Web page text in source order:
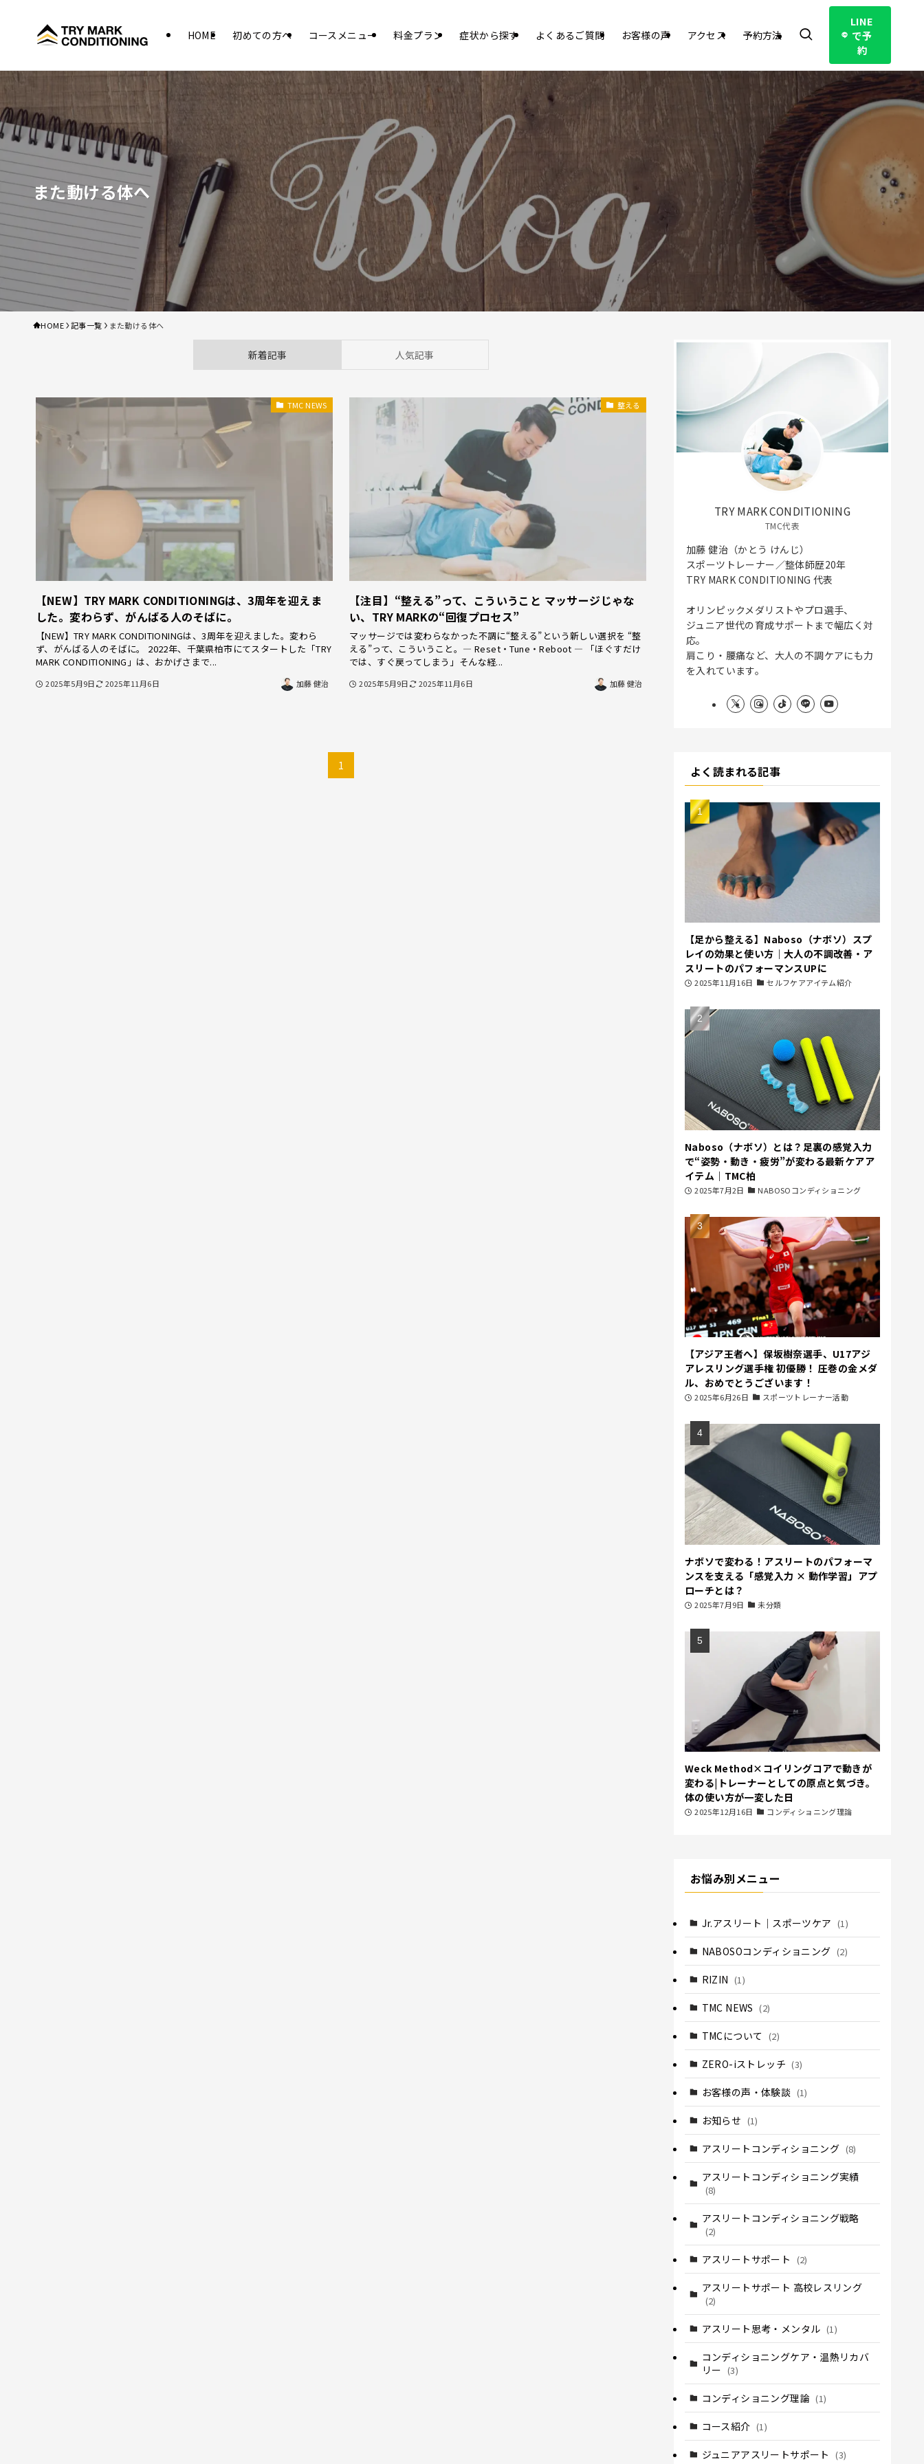
HOME 初めての方へ コースメニュー 料金プラン 症状から探す よくあるご質問 お客様の声 アクセス 予約方法
LINE
で予
約
また動ける体へ
HOME 記事一覧 また動ける体へ
新着記事 人気記事
TMC NEWS
【NEW】TRY MARK CONDITIONINGは、3周年を迎えま
した。変わらず、がんばる人のそばに。
【NEW】TRY MARK CONDITIONINGは、3周年を迎えました。変わら
ず、がんばる人のそばに。 2022年、千葉県柏市にてスタートした「TRY
MARK CONDITIONING」は、おかげさまで...
2025年5月9日 2025年11月6日 加藤 健治
整える
【注目】“整える”って、こういうこと マッサージじゃな
い、TRY MARKの“回復プロセス”
マッサージでは変わらなかった不調に“整える”という新しい選択を “整
える”って、こういうこと。― Reset・Tune・Reboot ― 「ほぐすだけ
では、すぐ戻ってしまう」そんな経...
2025年5月9日 2025年11月6日 加藤 健治
1
TRY MARK CONDITIONING
TMC代表
加藤 健治（かとう けんじ）
スポーツトレーナー／整体師歴20年
TRY MARK CONDITIONING 代表
オリンピックメダリストやプロ選手、
ジュニア世代の育成サポートまで幅広く対
応。
肩こり・腰痛など、大人の不調ケアにも力
を入れています。
よく読まれる記事
【足から整える】Naboso（ナボソ）スプ
レイの効果と使い方｜大人の不調改善・ア
スリートのパフォーマンスUPに
2025年11月16日 セルフケアアイテム紹介
Naboso（ナボソ）とは？足裏の感覚入力
で“姿勢・動き・疲労”が変わる最新ケアア
イテム｜TMC柏
2025年7月2日 NABOSOコンディショニング
【アジア王者へ】保坂樹奈選手、U17アジ
アレスリング選手権 初優勝！ 圧巻の金メダ
ル、おめでとうございます！
2025年6月26日 スポーツトレーナー活動
ナボソで変わる！アスリートのパフォーマ
ンスを支える「感覚入力 × 動作学習」アプ
ローチとは？
2025年7月9日 未分類
Weck Method×コイリングコアで動きが
変わる|トレーナーとしての原点と気づき。
体の使い方が一変した日
2025年12月16日 コンディショニング理論
お悩み別メニュー
Jr.アスリート｜スポーツケア (1)
NABOSOコンディショニング (2)
RIZIN (1)
TMC NEWS (2)
TMCについて (2)
ZERO-iストレッチ (3)
お客様の声・体験談 (1)
お知らせ (1)
アスリートコンディショニング (8)
アスリートコンディショニング実績
(8)
アスリートコンディショニング戦略
(2)
アスリートサポート (2)
アスリートサポート 高校レスリング
(2)
アスリート思考・メンタル (1)
コンディショニングケア・温熱リカバ
リー (3)
コンディショニング理論 (1)
コース紹介 (1)
ジュニアアスリートサポート (3)